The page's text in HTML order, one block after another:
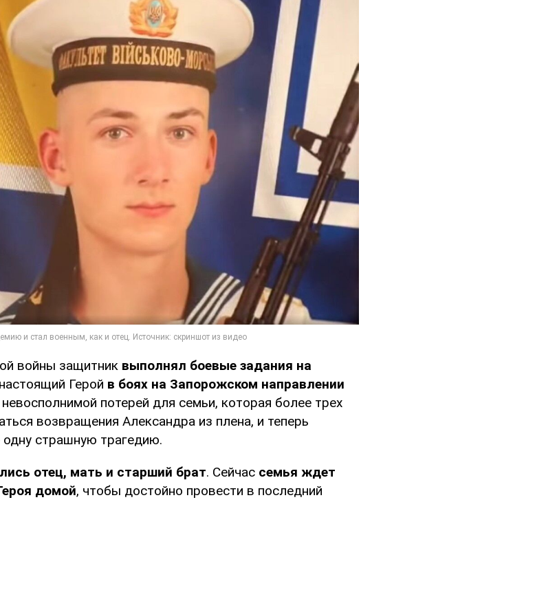
войны защитник выполнял боевые задания на
Герой в боях на Запорожском направлении
потерей для семьи, которая более трех
возвращения Александра из плена, и теперь
страшную трагедию.
отец, мать и старший брат. Сейчас семья ждет
домой, чтобы достойно провести в последний